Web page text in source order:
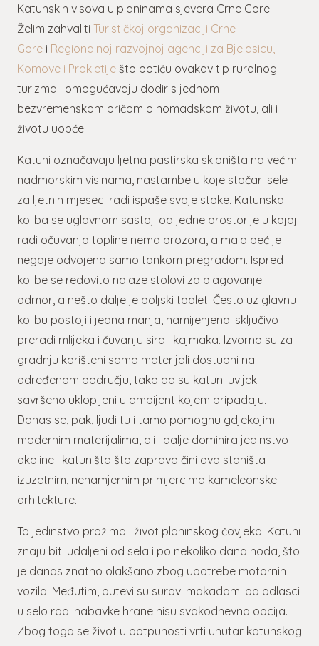
Katunskih visova u planinama sjevera Crne Gore.
Želim zahvaliti Turističkoj organizaciji Crne
Gore i Regionalnoj razvojnoj agenciji za Bjelasicu,
Komove i Prokletije što potiču ovakav tip ruralnog
turizma i omogućavaju dodir s jednom
bezvremenskom pričom o nomadskom životu, ali i
životu uopće.
Katuni označavaju ljetna pastirska skloništa na većim
nadmorskim visinama, nastambe u koje stočari sele
za ljetnih mjeseci radi ispaše svoje stoke. Katunska
koliba se uglavnom sastoji od jedne prostorije u kojoj
radi očuvanja topline nema prozora, a mala peć je
negdje odvojena samo tankom pregradom. Ispred
kolibe se redovito nalaze stolovi za blagovanje i
odmor, a nešto dalje je poljski toalet. Često uz glavnu
kolibu postoji i jedna manja, namijenjena isključivo
preradi mlijeka i čuvanju sira i kajmaka. Izvorno su za
gradnju korišteni samo materijali dostupni na
određenom području, tako da su katuni uvijek
savršeno uklopljeni u ambijent kojem pripadaju.
Danas se, pak, ljudi tu i tamo pomognu gdjekojim
modernim materijalima, ali i dalje dominira jedinstvo
okoline i katuništa što zapravo čini ova staništa
izuzetnim, nenamjernim primjercima kameleonske
arhitekture.
To jedinstvo prožima i život planinskog čovjeka. Katuni
znaju biti udaljeni od sela i po nekoliko dana hoda, što
je danas znatno olakšano zbog upotrebe motornih
vozila. Međutim, putevi su surovi makadami pa odlasci
u selo radi nabavke hrane nisu svakodnevna opcija.
Zbog toga se život u potpunosti vrti unutar katunskog